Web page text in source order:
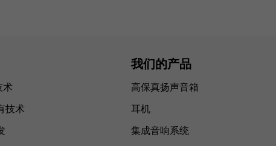
术
技术
我们的产品
高保真扬声音箱
耳机
集成音响系统